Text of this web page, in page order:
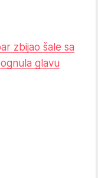
zbijao šale sa
glavu